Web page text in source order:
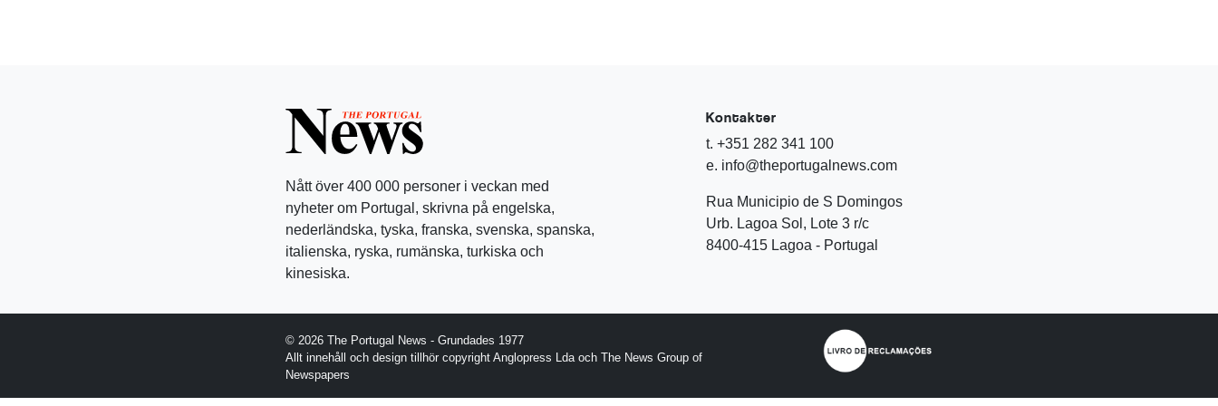
Nått över 400 000 personer i veckan med
nyheter om Portugal, skrivna på engelska,
nederländska, tyska, franska, svenska, spanska,
italienska, ryska, rumänska, turkiska och
kinesiska.
Kontakter
t. +351 282 341 100
e. info@theportugalnews.com
Rua Municipio de S Domingos
Urb. Lagoa Sol, Lote 3 r/c
8400-415 Lagoa - Portugal
© 2026 The Portugal News - Grundades 1977
Allt innehåll och design tillhör copyright Anglopress Lda och The News Group of
Newspapers